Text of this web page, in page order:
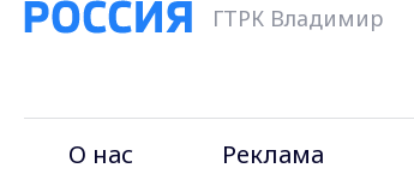
ГТРК Владимир
О нас Реклама